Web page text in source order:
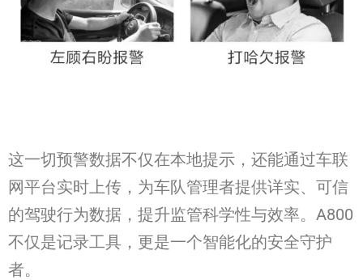
这一切预警数据不仅在本地提示，还能通过车联
网平台实时上传，为车队管理者提供详实、可信
的驾驶行为数据，提升监管科学性与效率。A800
不仅是记录工具，更是一个智能化的安全守护
者。